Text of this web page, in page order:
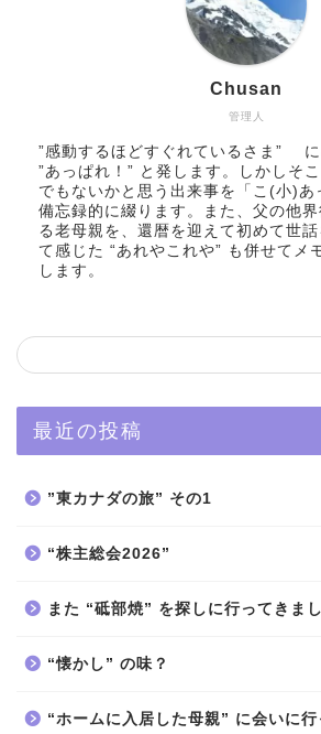
管理人
Chusan
”感動するほどすぐれているさま”
”あっぱれ！” と発します。しかしそ
でもないかと思う出来事を「こ(小)あ
備忘録的に綴ります。また、父の他
る老母親を、還暦を迎えて初めて世
て感じた “あれやこれや” も併せてメ
します。
最近の投稿
”東カナダの旅” その1
“株主総会2026”
また “砥部焼” を探しに行ってきま
“懐かし” の味？
“ホームに入居した母親” に会いに行